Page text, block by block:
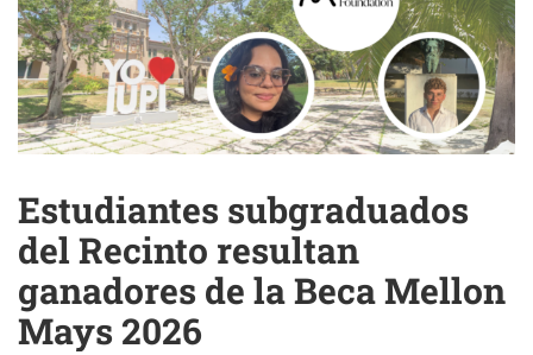
Estudiantes subgraduados
del Recinto resultan
ganadores de la Beca Mellon
Mays 2026